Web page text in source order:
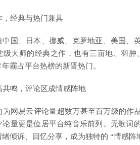
，经典与热门兼具
中国、日本、挪威、克罗地亚、美国、
级大师的经典之作，也有三亩地、羽
霸占平台热榜的新晋热门。
共鸣，评论区成情感阵地
为网易云评论量超数万甚至百万级的作
论量更是位居平台纯音乐前列。无歌词
倾诉、回忆分享，成为独特的 “情感阵